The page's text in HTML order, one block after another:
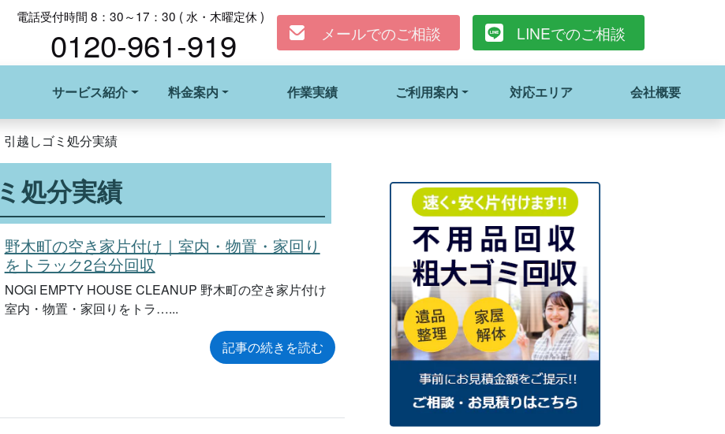
サービス紹介 料金案内 作業実績 ご利用案内 対応エリア 会社概要
電話受付時間 8：30～17：30 ( 水・木曜定休 )
0120-961-919 メールでのご相談 LINEでのご相談
越しゴミ処分実績
処分実績
野木町の空き家片付け｜室内・物置・家回り
をトラック2台分回収
NOGI EMPTY HOUSE CLEANUP 野木町の空き家片付け
室内・物置・家回りをトラ…
記事の続きを読む